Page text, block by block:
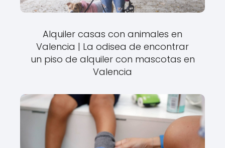
Alquiler casas con animales en
Valencia | La odisea de encontrar
un piso de alquiler con mascotas en
Valencia